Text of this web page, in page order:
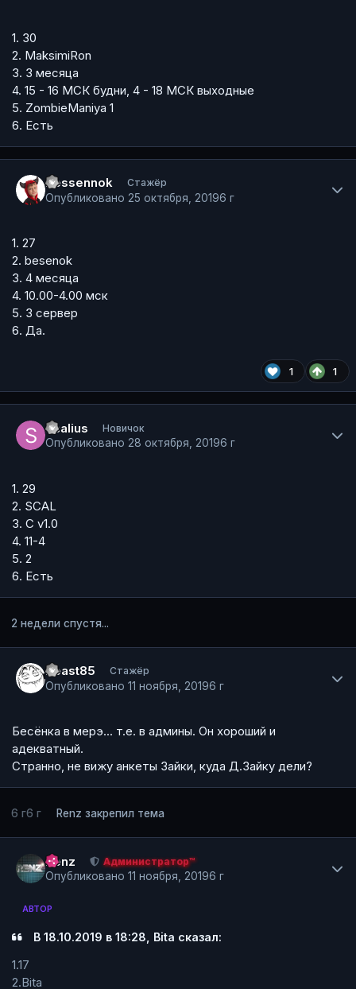
1. 30
2. MaksimiRon
3. 3 месяца
4. 15 - 16 МСК будни, 4 - 18 МСК выходные
5. ZombieManiya 1
6. Есть
bessennok Стажёр
Опубликовано 25 октября, 20196 г
1. 27
2. besenok
3. 4 месяца
4. 10.00-4.00 мск
5. 3 сервер
6. Да.
1 1
Scalius Новичок
Опубликовано 28 октября, 20196 г
1. 29
2. SCAL
3. С v1.0
4. 11-4
5. 2
6. Есть
2 недели спустя...
Beast85 Стажёр
Опубликовано 11 ноября, 20196 г
Бесёнка в мерэ... т.е. в админы. Он хороший и
адекватный.
Странно, не вижу анкеты Зайки, куда Д.Зайку дели?
6 г6 г Renz закрепил тема
Renz Администратор™
Опубликовано 11 ноября, 20196 г
АВТОР
В 18.10.2019 в 18:28, Bita сказал:
1.17
2.Bita